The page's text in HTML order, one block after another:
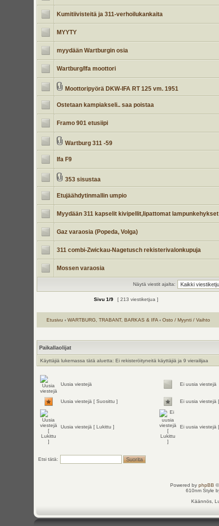
Kumitiivisteitä ja 311-verhoilukankaita
MYYTY
myydään Wartburgin osia
Wartburg/Ifa moottori
Moottoripyörä DKW-IFA RT 125 vm. 1951
Ostetaan kampiakseli.. saa poistaa
Framo 901 etusiipi
Wartburg 311 -59
Ifa F9
353 sisustaa
Etujäähdytinmallin umpio
Myydään 311 kapselit kivipellit,lipattomat lampunkehykset
Gaz varaosia (Popeda, Volga)
311 combi-Zwickau-Nagetusch rekisterivalonkupuja
Mossen varaosia
Näytä viestit ajalta:
Sivu 1/9 [ 213 viestiketjua ]
Etusivu ‹ WARTBURG, TRABANT, BARKAS & IFA ‹ Osto / Myynti / Vaihto
Paikallaolijat
Käyttäjiä lukemassa tätä aluetta: Ei rekisteröityneitä käyttäjiä ja 9 vierailijaa
Uusia viestejä Ei uusia viestejä
Uusia viestejä [ Suosittu ] Ei uusia viestejä
Uusia viestejä [ Lukittu ] Ei uusia viestejä
Etsi tätä:
Powered by phpBB
610nm Style
Käännös,